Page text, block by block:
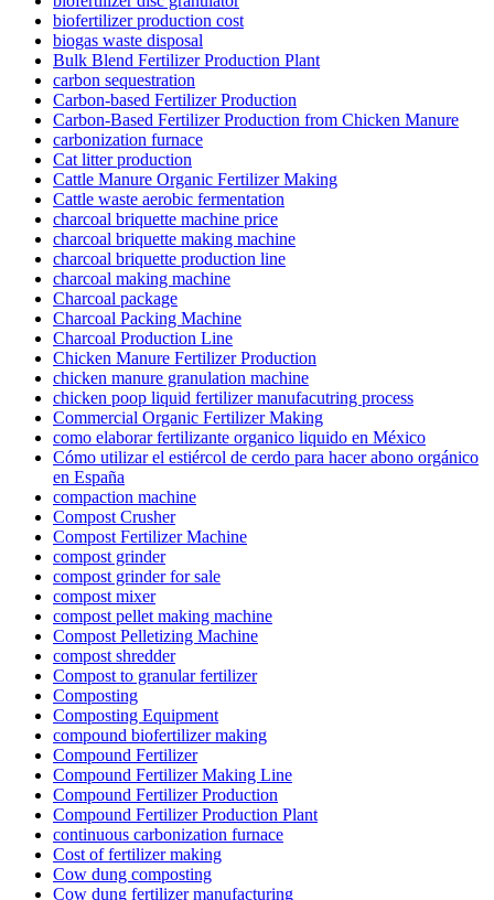
biofertilizer production cost
biogas waste disposal
Bulk Blend Fertilizer Production Plant
carbon sequestration
Carbon-based Fertilizer Production
Carbon-Based Fertilizer Production from Chicken Manure
carbonization furnace
Cat litter production
Cattle Manure Organic Fertilizer Making
Cattle waste aerobic fermentation
charcoal briquette machine price
charcoal briquette making machine
charcoal briquette production line
charcoal making machine
Charcoal package
Charcoal Packing Machine
Charcoal Production Line
Chicken Manure Fertilizer Production
chicken manure granulation machine
chicken poop liquid fertilizer manufacutring process
Commercial Organic Fertilizer Making
como elaborar fertilizante organico liquido en México
Cómo utilizar el estiércol de cerdo para hacer abono orgánico
en España
compaction machine
Compost Crusher
Compost Fertilizer Machine
compost grinder
compost grinder for sale
compost mixer
compost pellet making machine
Compost Pelletizing Machine
compost shredder
Compost to granular fertilizer
Composting
Composting Equipment
compound biofertilizer making
Compound Fertilizer
Compound Fertilizer Making Line
Compound Fertilizer Production
Compound Fertilizer Production Plant
continuous carbonization furnace
Cost of fertilizer making
Cow dung composting
Cow dung fertilizer manufacturing